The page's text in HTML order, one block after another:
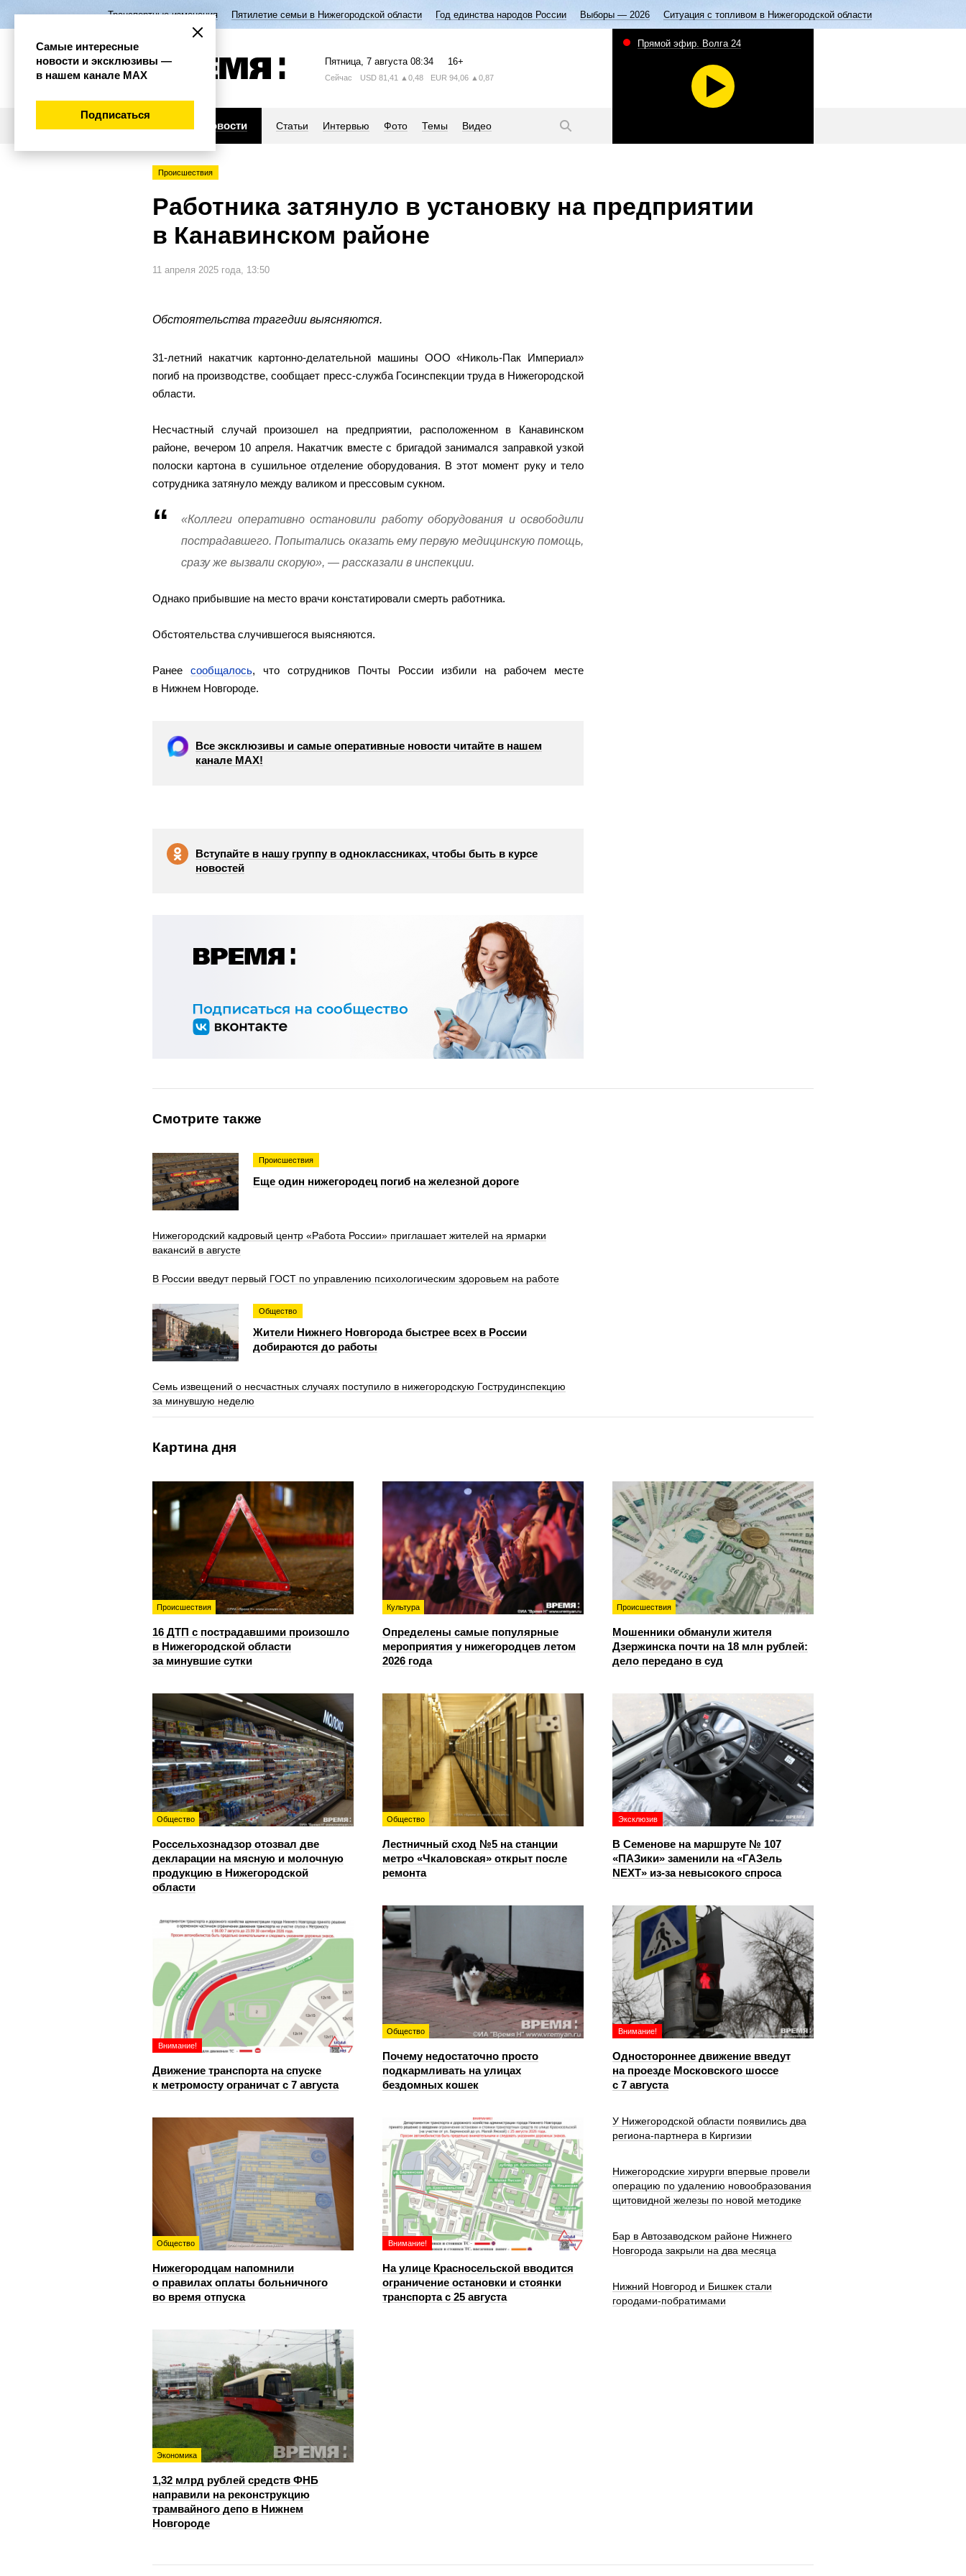
Транспортные изменения Пятилетие семьи в Нижегородской области Год единства народов России Выборы — 2026 Ситуация с топливом в Нижегородской области
Пятница, 7 августа 08:34 16+
Сейчас USD 81,41 ▲0,48 EUR 94,06 ▲0,87
Новости Статьи Интервью Фото Темы Видео
Прямой эфир. Волга 24
Происшествия
Работника затянуло в установку на предприятии
в Канавинском районе
11 апреля 2025 года, 13:50
Обстоятельства трагедии выясняются.
31-летний накатчик картонно-делательной машины ООО «Николь-Пак Империал»
погиб на производстве, сообщает пресс-служба Госинспекции труда в Нижегородской
области.
Несчастный случай произошел на предприятии, расположенном в Канавинском
районе, вечером 10 апреля. Накатчик вместе с бригадой занимался заправкой узкой
полоски картона в сушильное отделение оборудования. В этот момент руку и тело
сотрудника затянуло между валиком и прессовым сукном.
«Коллеги оперативно остановили работу оборудования и освободили
пострадавшего. Попытались оказать ему первую медицинскую помощь,
сразу же вызвали скорую», — рассказали в инспекции.
Однако прибывшие на место врачи констатировали смерть работника.
Обстоятельства случившегося выясняются.
Ранее сообщалось, что сотрудников Почты России избили на рабочем месте
в Нижнем Новгороде.
Все эксклюзивы и самые оперативные новости читайте в нашем
канале МАХ!
Вступайте в нашу группу в одноклассниках, чтобы быть в курсе
новостей
Смотрите также
Происшествия
Еще один нижегородец погиб на железной дороге
Нижегородский кадровый центр «Работа России» приглашает жителей на ярмарки
вакансий в августе
В России введут первый ГОСТ по управлению психологическим здоровьем на работе
Общество
Жители Нижнего Новгорода быстрее всех в России
добираются до работы
Семь извещений о несчастных случаях поступило в нижегородскую Гострудинспекцию
за минувшую неделю
Картина дня
Происшествия
16 ДТП с пострадавшими произошло
в Нижегородской области
за минувшие сутки
Культура
Определены самые популярные
мероприятия у нижегородцев летом
2026 года
Происшествия
Мошенники обманули жителя
Дзержинска почти на 18 млн рублей:
дело передано в суд
Общество
Россельхознадзор отозвал две
декларации на мясную и молочную
продукцию в Нижегородской
области
Общество
Лестничный сход №5 на станции
метро «Чкаловская» открыт после
ремонта
Эксклюзив
В Семенове на маршруте № 107
«ПАЗики» заменили на «ГАЗель
NEXT» из‑за невысокого спроса
Общество
Почему недостаточно просто
подкармливать на улицах
бездомных кошек
Внимание!
Одностороннее движение введут
на проезде Московского шоссе
с 7 августа
Внимание!
Движение транспорта на спуске
к метромосту ограничат с 7 августа
Общество
Нижегородцам напомнили
о правилах оплаты больничного
во время отпуска
Внимание!
На улице Красносельской вводится
ограничение остановки и стоянки
транспорта с 25 августа
У Нижегородской области появились два
региона-партнера в Киргизии
Нижегородские хирурги впервые провели
операцию по удалению новообразования
щитовидной железы по новой методике
Бар в Автозаводском районе Нижнего
Новгорода закрыли на два месяца
Нижний Новгород и Бишкек стали
городами-побратимами
Экономика
1,32 млрд рублей средств ФНБ
направили на реконструкцию
трамвайного депо в Нижнем
Новгороде
Самые интересные
новости и эксклюзивы —
в нашем канале МАХ
Подписаться